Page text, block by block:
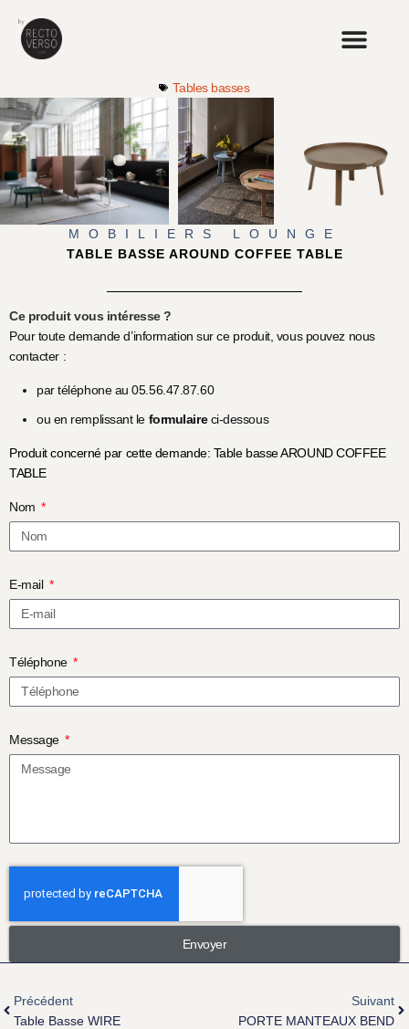
Tables basses
MOBILIERS LOUNGE
TABLE BASSE AROUND COFFEE TABLE
Ce produit vous intéresse ?
Pour toute demande d’information sur ce produit, vous pouvez nous
contacter :
par téléphone au 05.56.47.87.60
ou en remplissant le formulaire ci-dessous
Produit concerné par cette demande: Table basse AROUND COFFEE
TABLE
Nom
E-mail
Téléphone
Message
Envoyer
Précédent
Table Basse WIRE
Suivant
PORTE MANTEAUX BEND